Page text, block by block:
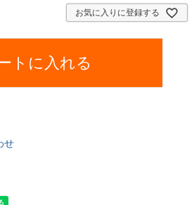
お気に入りに登録する
トに入れる
せ